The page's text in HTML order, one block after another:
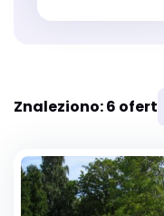
Znaleziono: 6 ofert